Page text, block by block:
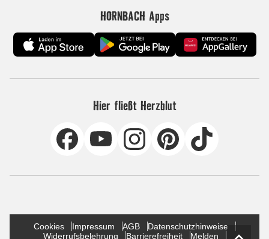
HORNBACH Apps
Hier fließt Herzblut
Cookies Impressum AGB
Datenschutzhinweise
Widerrufsbelehrung
Barrierefreiheit Melden